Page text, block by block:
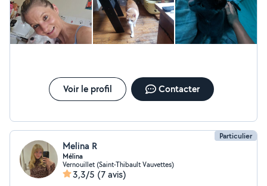
Voir le profil Contacter
Particulier
Melina R
Mélina
Vernouillet (Saint-Thibault Vauvettes)
3,3/5 (7 avis)